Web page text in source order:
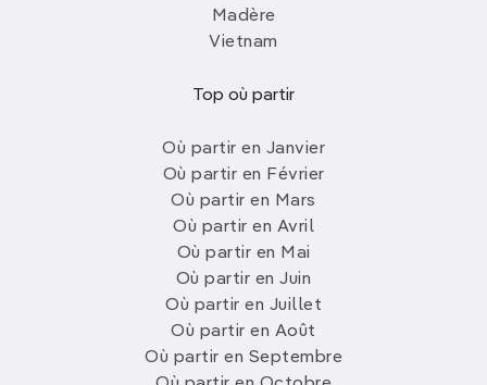
Madère
Vietnam
Top où partir
Où partir en Janvier
Où partir en Février
Où partir en Mars
Où partir en Avril
Où partir en Mai
Où partir en Juin
Où partir en Juillet
Où partir en Août
Où partir en Septembre